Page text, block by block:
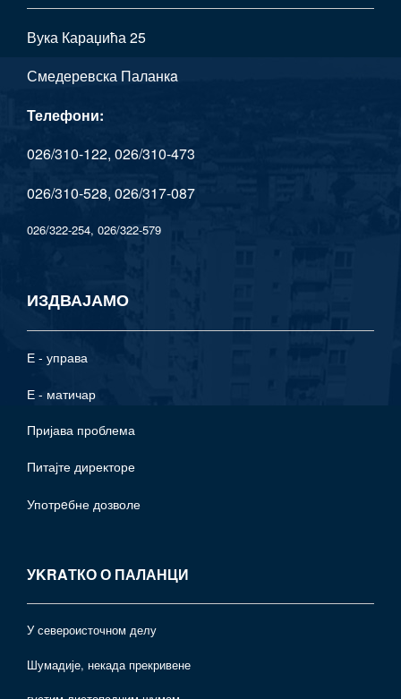
Вука Караџића 25
Смедеревска Паланкa
Телефони:
026/310-122, 026/310-473
026/310-528, 026/317-087
026/322-254, 026/322-579
ИЗДВАЈАМО
Е - управа
Е - матичар
Пријава проблема
Питајте директоре
Употрeбне дозволе
УKRAТКО О ПАЛАНЦИ
У североисточном делу
Шумадије, некада прекривене